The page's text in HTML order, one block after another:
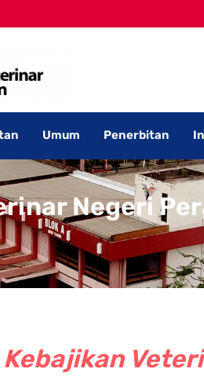
Umum Penerbitan
Negeri
Kebajikan